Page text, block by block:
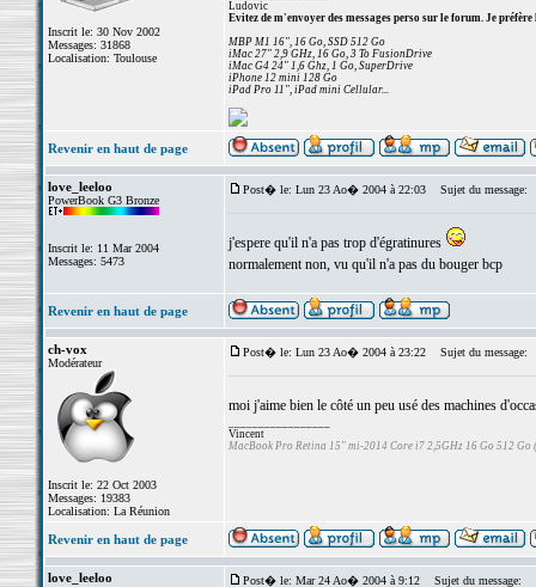
Inscrit le: 30 Nov 2002
Messages: 31868
Localisation: Toulouse
Ludovic
Evitez de m'envoyer des messages perso sur le forum. Je préfère
MBP M1 16", 16 Go, SSD 512 Go
iMac 27" 2,9 GHz, 16 Go, 3 To FusionDrive
iMac G4 24" 1,6 Ghz, 1 Go, SuperDrive
iPhone 12 mini 128 Go
iPad Pro 11", iPad mini Cellular...
Revenir en haut de page
love_leeloo
PowerBook G3 Bronze
Inscrit le: 11 Mar 2004
Messages: 5473
Post� le: Lun 23 Ao� 2004 à 22:03 Sujet du message:
j'espere qu'il n'a pas trop d'égratinures
normalement non, vu qu'il n'a pas du bouger bcp
Revenir en haut de page
ch-vox
Modérateur
Inscrit le: 22 Oct 2003
Messages: 19383
Localisation: La Réunion
Post� le: Lun 23 Ao� 2004 à 23:22 Sujet du message:
moi j'aime bien le côté un peu usé des machines
Vincent
MacBook Pro Retina 15" mi-2014 Core i7 2,5GHz 16 Go 512 Go
Revenir en haut de page
love_leeloo Post� le: Mar 24 Ao� 2004 à 9:12 Sujet du message: